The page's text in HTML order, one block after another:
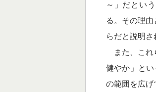
～」だとい
る。その理
らだと説明さ
また、これ
健やか」と
の範囲を広げ